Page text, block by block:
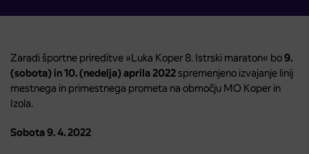
Zaradi športne prireditve »Luka Koper 8. Istrski maraton« bo9.
(sobota) in 10. (nedelja) aprila 2022spremenjeno izvajanje linij
mestnega in primestnega prometa na območju MO Koper in
Izola.
Sobota 9. 4. 2022